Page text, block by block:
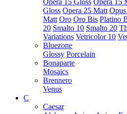
Opera 15 Gloss Opera 15
Gloss Opera 25 Matt
Matt Oro Oro Bis Platino
20 Smalto 10 Smalto 20
Variations Vetricolor 10
Bluezone
Glossy Porcelain
Bonaparte
Mosaics
Brennero
Venus
C
Caesar